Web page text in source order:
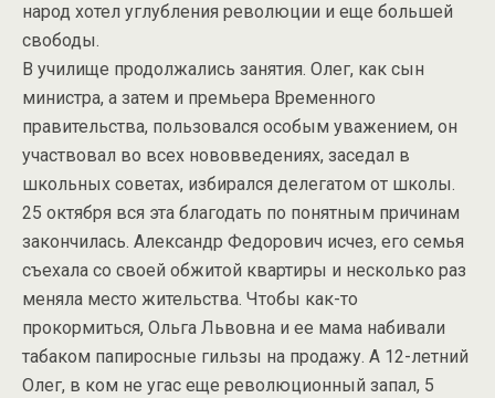
народ хотел углубления революции и еще большей
свободы.
В училище продолжались занятия. Олег, как сын
министра, а затем и премьера Временного
правительства, пользовался особым уважением, он
участвовал во всех нововведениях, заседал в
школьных советах, избирался делегатом от школы.
25 октября вся эта благодать по понятным причинам
закончилась. Александр Федорович исчез, его семья
съехала со своей обжитой квартиры и несколько раз
меняла место жительства. Чтобы как-то
прокормиться, Ольга Львовна и ее мама набивали
табаком папиросные гильзы на продажу. А 12-летний
Олег, в ком не угас еще революционный запал, 5